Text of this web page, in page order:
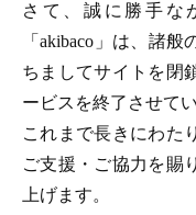
さて、誠に勝手な
「akibaco」は、諸
ちましてサイトを閉
ービスを終了させて
これまで長きにわた
ご支援・ご協力を賜
上げます。